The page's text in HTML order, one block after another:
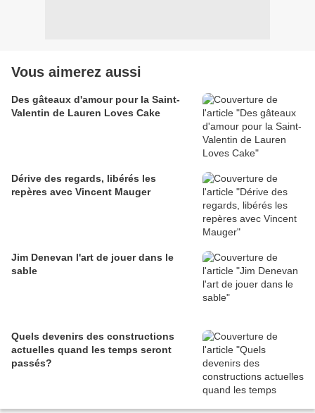
Vous aimerez aussi
Des gâteaux d'amour pour la Saint-
Valentin de Lauren Loves Cake
Dérive des regards, libérés les
repères avec Vincent Mauger
Jim Denevan l'art de jouer dans le
sable
Quels devenirs des constructions
actuelles quand les temps seront
passés?